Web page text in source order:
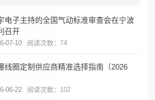
电子主持的全国气动标准审查会在宁波
召开
07-10 阅读次数：74
线圈定制供应商精准选择指南（2026
06-22 阅读次数：102